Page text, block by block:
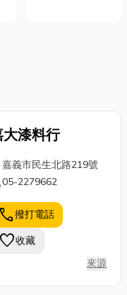
觸感，也能提
升✨室內裝潢
的品味。然
而，市面上的
木地板種類繁
卡扣地板、戶
外塑木地板、
SPC地板、實
木地板與超耐
大漆料行
嘉義市民生北路219號
05-2279662
call撥打電話
favorite收藏
來源